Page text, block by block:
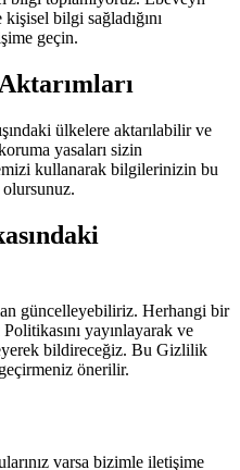
bilgi sağladığını
geçin.
ülkelere aktarılabilir ve
yasaları sizin
kullanarak bilgilerinizin bu
olursunuz.
güncelleyebiliriz. Herhangi bir
yayınlayarak ve
bildireceğiz. Bu Gizlilik
önerilir.
varsa bizimle iletişime